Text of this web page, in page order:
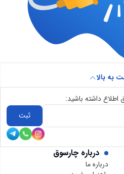
درباره چارسوق
درباره ما
به بالا
اطلاع داشته باشید:
ثبت